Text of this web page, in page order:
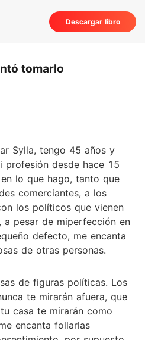
Descargar libro
tomarlo
Sylla, tengo 45 años y
profesión desde hace 15
lo que hago, tanto que
comerciantes, a los
los políticos que vienen
pesar de miperfección en
defecto, me encanta
de otras personas.
de figuras políticas. Los
te mirarán afuera, que
casa te mirarán como
encanta follarlas